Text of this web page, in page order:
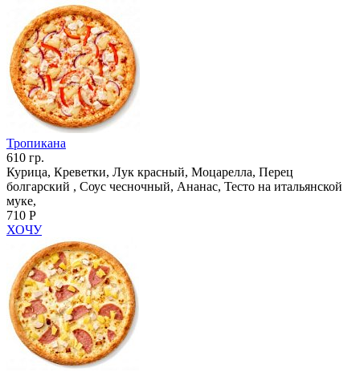
Тропикана
610 гр.
Курица, Креветки, Лук красный, Моцарелла, Перец
болгарский , Соус чесночный, Ананас, Тесто на итальянской
муке,
710 Р
ХОЧУ